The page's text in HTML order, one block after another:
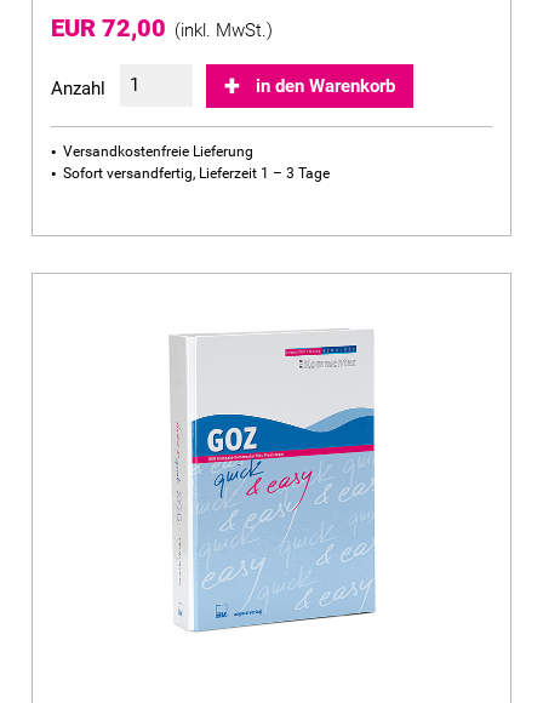
EUR 72,00 (inkl. MwSt.)
Anzahl in den Warenkorb
Versandkostenfreie Lieferung
Sofort versandfertig, Lieferzeit 1 – 3 Tage